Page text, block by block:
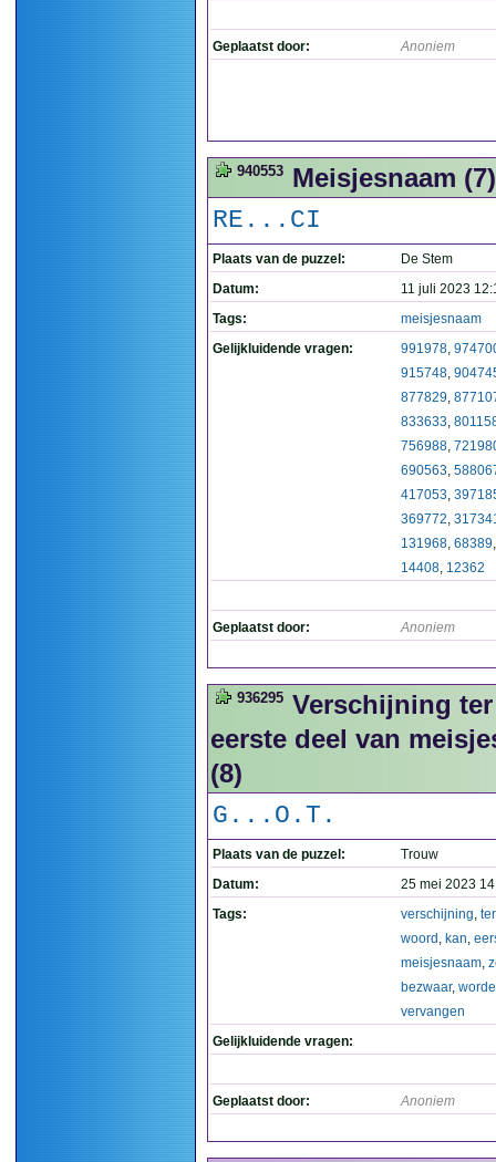
Geplaatst door: Anoniem
940553 Meisjesnaam (7)
RE...CI
Plaats van de puzzel:
De Stem
Datum:
11 juli 2023
Tags:
meisjesnaam
Gelijkluidende vragen:
991978,
915748,
877829,
833633,
756988,
690563,
417053,
369772,
131968, 68389
14408, 12362
Geplaatst door: Anoniem
936295 Verschijning
eerste deel van
(8)
G...O.T.
Plaats van de puzzel:
Trouw
Datum:
25 mei 2023
Tags:
verschijning, ter
woord , kan,
meisjesnaam,
bezwaar,
vervangen
Gelijkluidende vragen:
Geplaatst door: Anoniem